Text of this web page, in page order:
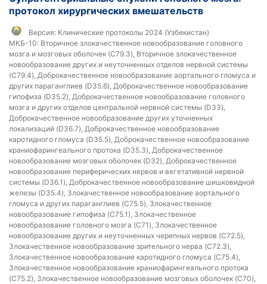
протокол хирургических вмешательств
Версия: Клинические протоколы 2024 (Узбекистан)
МКБ-10: Вторичное злокачественное новообразование головного
мозга и мозговых оболочек (C79.3), Вторичное злокачественное
новообразование других и неуточненных отделов нервной системы
(C79.4), Доброкачественное новообразование аортального гломуса и
других параганглиев (D35.6), Доброкачественное новообразование
гипофиза (D35.2), Доброкачественное новообразование головного
мозга и других отделов центральной нервной системы (D33),
Доброкачественное новообразование других уточненных
локализаций (D36.7), Доброкачественное новообразование
каротидного гломуса (D35.5), Доброкачественное новообразование
краниофарингеального протока (D35.3), Доброкачественное
новообразование мозговых оболочек (D32), Доброкачественное
новообразование периферических нервов и вегетативной нервной
системы (D36.1), Доброкачественное новообразование шишковидной
железы (D35.4), Злокачественное новообразование аортального
гломуса и других параганглиев (C75.5), Злокачественное
новообразование гипофиза (C75.1), Злокачественное
новообразование головного мозга (C71), Злокачественное
новообразование других и неуточненных черепных нервов (C72.5),
Злокачественное новообразование зрительного нерва (C72.3),
Злокачественное новообразование каротидного гломуса (C75.4),
Злокачественное новообразование краниофарингеального протока
(C75.2), Злокачественное новообразование мозговых оболочек (C70),